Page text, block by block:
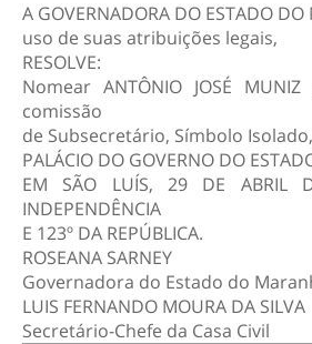
A GOVERNADORA DO ESTADO
uso de suas atribuições legais,
RESOLVE:
Nomear ANTÔNIO JOSÉ
comissão
de Subsecretário, Símbolo
PALÁCIO DO GOVERNO DO
EM SÃO LUÍS, 29 DE ABRIL
INDEPENDÊNCIA
E 123º DA REPÚBLICA.
ROSEANA SARNEY
Governadora do Estado do
LUIS FERNANDO MOURA DA SILVA
Secretário-Chefe da Casa Civil